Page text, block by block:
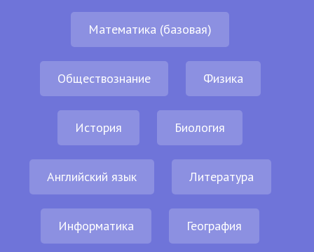
Математика (базовая)
Обществознание Физика
История Биология
Английский язык Литература
Информатика География